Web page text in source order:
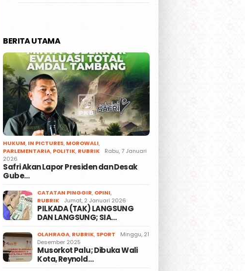
BERITA UTAMA
HUKUM, IN PICTURES, MOROWALI,
PARLEMENTARIA, POLITIK, RUBRIK
Rabu, 7 Januari
2026
Safri Akan Lapor Presiden dan Desak
Gube…
CATATAN PINGGIR, OPINI,
RUBRIK
Jumat, 2 Januari 2026
PILKADA (TAK) LANGSUNG
DAN LANGSUNG; SIA…
OLAHRAGA, RUBRIK, SPORT
Minggu, 21
Desember 2025
Musorkot Palu; Dibuka Wali
Kota, Reynold…